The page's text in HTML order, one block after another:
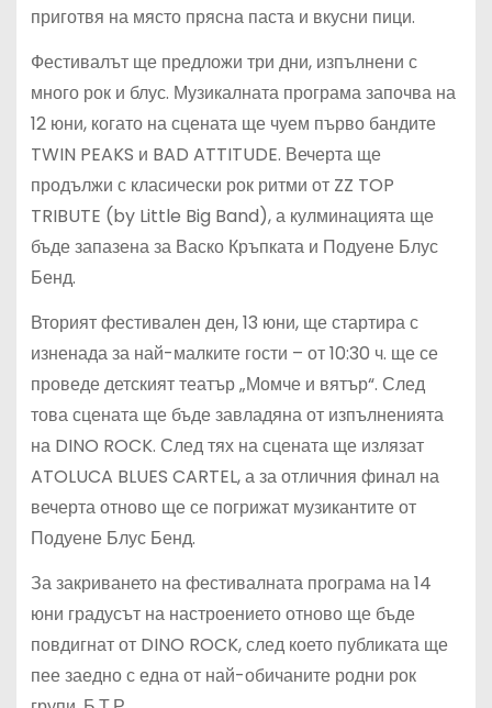
приготвя на място прясна паста и вкусни пици.
Фестивалът ще предложи три дни, изпълнени с
много рок и блус. Музикалната програма започва на
12 юни, когато на сцената ще чуем първо бандите
TWIN PEAKS и BAD ATTITUDE. Вечерта ще
продължи с класически рок ритми от ZZ TOP
TRIBUTE (by Little Big Band), а кулминацията ще
бъде запазена за Васко Кръпката и Подуене Блус
Бенд.
Вторият фестивален ден, 13 юни, ще стартира с
изненада за най-малките гости – от 10:30 ч. ще се
проведе детският театър „Момче и вятър“. След
това сцената ще бъде завладяна от изпълненията
на DINO ROCK. След тях на сцената ще излязат
ATOLUCA BLUES CARTEL, а за отличния финал на
вечерта отново ще се погрижат музикантите от
Подуене Блус Бенд.
За закриването на фестивалната програма на 14
юни градусът на настроението отново ще бъде
повдигнат от DINO ROCK, след което публиката ще
пее заедно с една от най-обичаните родни рок